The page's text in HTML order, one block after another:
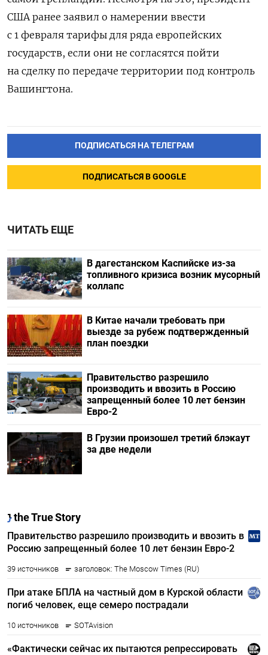
США ранее заявил о намерении ввести
с 1 февраля тарифы для ряда европейских
государств, если они не согласятся пойти
на сделку по передаче территории под контроль
Вашингтона.
ПОДПИСАТЬСЯ НА ТЕЛЕГРАМ
ПОДПИСАТЬСЯ В GOOGLE
ЧИТАТЬ ЕЩЕ
В дагестанском Каспийске из-за
топливного кризиса возник мусорный
коллапс
В Китае начали требовать при
выезде за рубеж подтвержденный
план поездки
Правительство разрешило
производить и ввозить в Россию
запрещенный более 10 лет бензин
Евро-2
В Грузии произошел третий блэкаут
за две недели